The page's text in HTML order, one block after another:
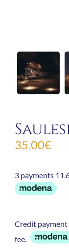
35.00€
3 payments
Credit
fee.